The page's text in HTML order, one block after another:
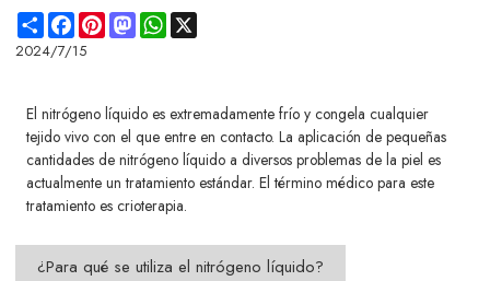
ShareFacebookPinterestMastodonWhatsApp
2024/7/15
El nitrógeno líquido es extremadamente frío y congela cualquier
tejido vivo con el que entre en contacto. La aplicación de pequeñas
cantidades de nitrógeno líquido a diversos problemas de la piel es
actualmente un tratamiento estándar. El término médico para este
tratamiento es crioterapia.
¿Para qué se utiliza el nitrógeno líquido?